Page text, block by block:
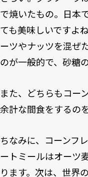
で焼いたもの。日本
ても美味しいですよ
ーツやナッツを混ぜ
のが一般的で、砂糖
また、どちらもコー
余計な間食をするの
ちなみに、コーンフ
ートミールはオーツ
ります。次は、世界